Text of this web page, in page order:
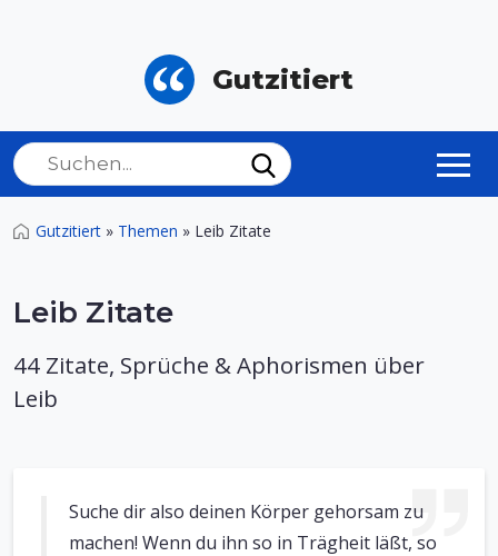
Gutzitiert
Gutzitiert » Themen » Leib Zitate
Leib Zitate
44 Zitate, Sprüche & Aphorismen über
Leib
Suche dir also deinen Körper gehorsam zu
machen! Wenn du ihn so in Trägheit läßt, so